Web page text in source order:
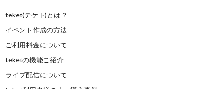
teket(テケト)とは？
イベント作成の方法
ご利用料金について
teketの機能ご紹介
ライブ配信について